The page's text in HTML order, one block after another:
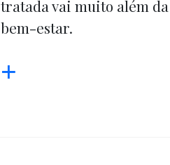
tratada vai muito além
bem-estar.
+